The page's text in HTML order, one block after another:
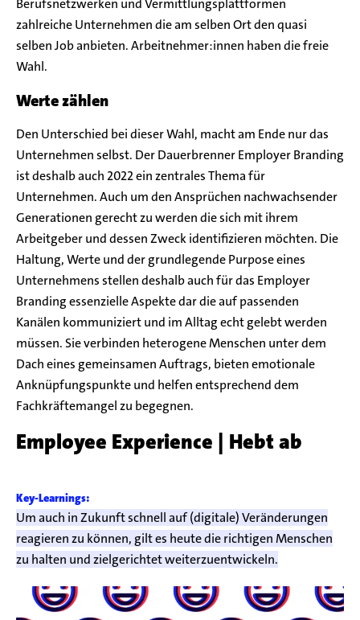
Berufsnetzwerken und Vermittlungsplattformen
zahlreiche Unternehmen die am selben Ort den quasi
selben Job anbieten. Arbeitnehmer:innen haben die freie
Wahl.
Werte zählen
Den Unterschied bei dieser Wahl, macht am Ende nur das
Unternehmen selbst. Der Dauerbrenner Employer Branding
ist deshalb auch 2022 ein zentrales Thema für
Unternehmen. Auch um den Ansprüchen nachwachsender
Generationen gerecht zu werden die sich mit ihrem
Arbeitgeber und dessen Zweck identifizieren möchten. Die
Haltung, Werte und der grundlegende Purpose eines
Unternehmens stellen deshalb auch für das Employer
Branding essenzielle Aspekte dar die auf passenden
Kanälen kommuniziert und im Alltag echt gelebt werden
müssen. Sie verbinden heterogene Menschen unter dem
Dach eines gemeinsamen Auftrags, bieten emotionale
Anknüpfungspunkte und helfen entsprechend dem
Fachkräftemangel zu begegnen.
Employee Experience | Hebt ab
Um auch in Zukunft schnell auf (digitale) Veränderungen
reagieren zu können, gilt es heute die richtigen Menschen
zu halten und zielgerichtet weiterzuentwickeln.